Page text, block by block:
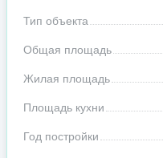
Тип объекта
Общая площадь
Жилая площадь
Площадь кухни
Год постройки